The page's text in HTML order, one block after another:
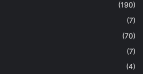
(190)
(7)
(70)
(7)
(4)